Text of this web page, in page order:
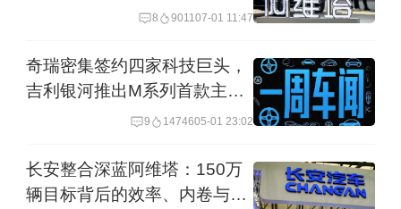
然很小，但意义非凡。“印上这枚乾崑
logo就相当于得到了华为最权威的背
书。我可以给大家用一句话描述，这就
是最高标准与其他的关系，华为乾崑把
的质量保证都给到了这一台新阿维塔
8 901107-01 11:47
奇瑞密集签约四家科技巨头，
吉利银河推出M系列首款主流
SUV|一周车闻
9 1474605-01 23:02
长安整合深蓝阿维塔：150万
辆目标背后的效率、内卷与博